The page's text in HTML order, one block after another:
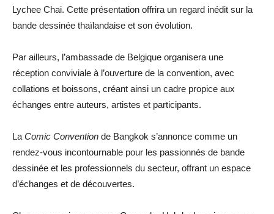
Lychee Chai. Cette présentation offrira un regard inédit sur la
bande dessinée thaïlandaise et son évolution.
Par ailleurs, l’ambassade de Belgique organisera une
réception conviviale à l’ouverture de la convention, avec
collations et boissons, créant ainsi un cadre propice aux
échanges entre auteurs, artistes et participants.
La Comic Convention de Bangkok s’annonce comme un
rendez-vous incontournable pour les passionnés de bande
dessinée et les professionnels du secteur, offrant un espace
d’échanges et de découvertes.